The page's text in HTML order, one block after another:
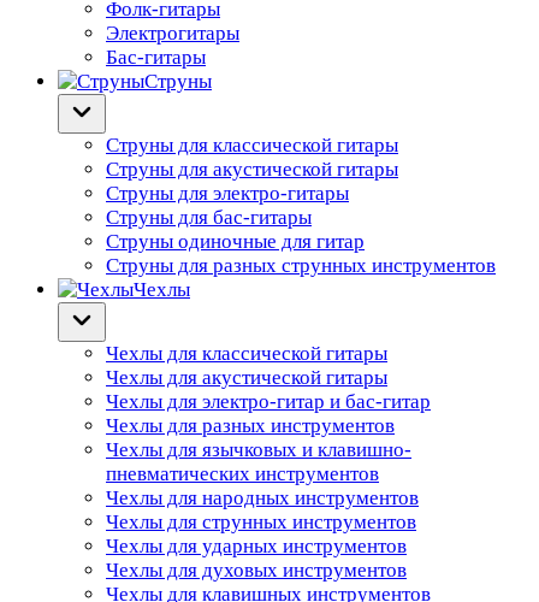
Фолк-гитары
Электрогитары
Бас-гитары
Струны
Струны для классической гитары
Струны для акустической гитары
Струны для электро-гитары
Струны для бас-гитары
Струны одиночные для гитар
Струны для разных струнных инструментов
Чехлы
Чехлы для классической гитары
Чехлы для акустической гитары
Чехлы для электро-гитар и бас-гитар
Чехлы для разных инструментов
Чехлы для язычковых и клавишно-
пневматических инструментов
Чехлы для народных инструментов
Чехлы для струнных инструментов
Чехлы для ударных инструментов
Чехлы для духовых инструментов
Чехлы для клавишных инструментов